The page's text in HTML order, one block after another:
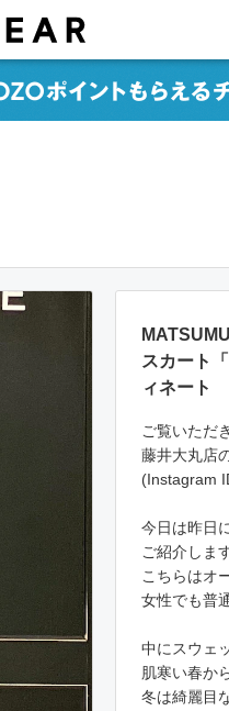
スカート
ィネート
ご覧いただ
藤井大丸店
(Instagram
今日は昨日
ご紹介しま
こちらはオ
女性でも普
中にスウェ
肌寒い春か
冬は綺麗目